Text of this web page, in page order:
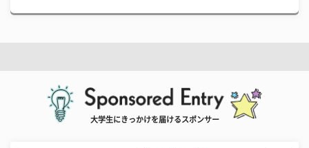
大学生にきっかけを届けるスポンサー